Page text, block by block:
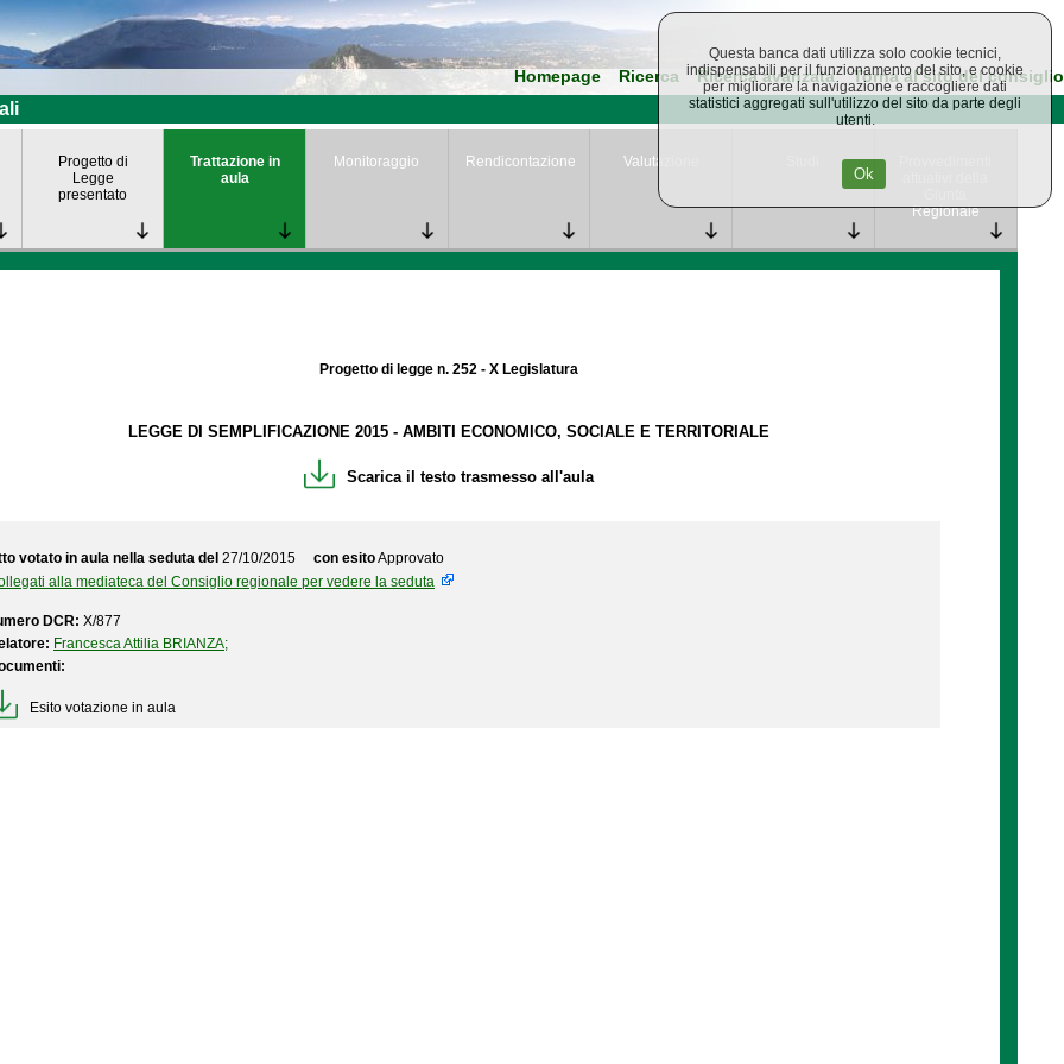
Homepage Ricerca Ricerca avanzata Torna al sito del consiglio
Progetto di
Legge
presentato
Trattazione in
aula
Monitoraggio Rendicontazione Valutazione
Regionale
Progetto di legge n. 252 - X Legislatura
LEGGE DI SEMPLIFICAZIONE 2015 - AMBITI ECONOMICO, SOCIALE E TERRITORIALE
Scarica il testo trasmesso all'aula
votato in aula nella seduta del 27/10/2015 con esitoApprovato
alla mediateca del Consiglio regionale per vedere la seduta
DCR: X/877
Francesca Attilia BRIANZA;
Esito votazione in aula
Questa banca dati utilizza solo cookie tecnici,
indispensabili per il funzionamento del sito, e cookie
per migliorare la navigazione e raccogliere dati
statistici aggregati sull'utilizzo del sito da parte degli
utenti.
Ok